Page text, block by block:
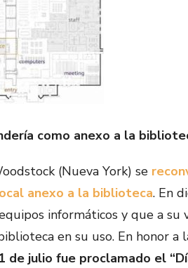
como anexo a la
(Nueva York) se
anexo a la biblioteca. En
informáticos y que a su
en su uso. En honor a
de julio fue proclamado el